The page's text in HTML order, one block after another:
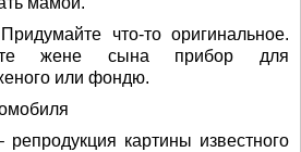
что-то оригинальное.
жене сына прибор для
или фондю.
репродукция картины известного